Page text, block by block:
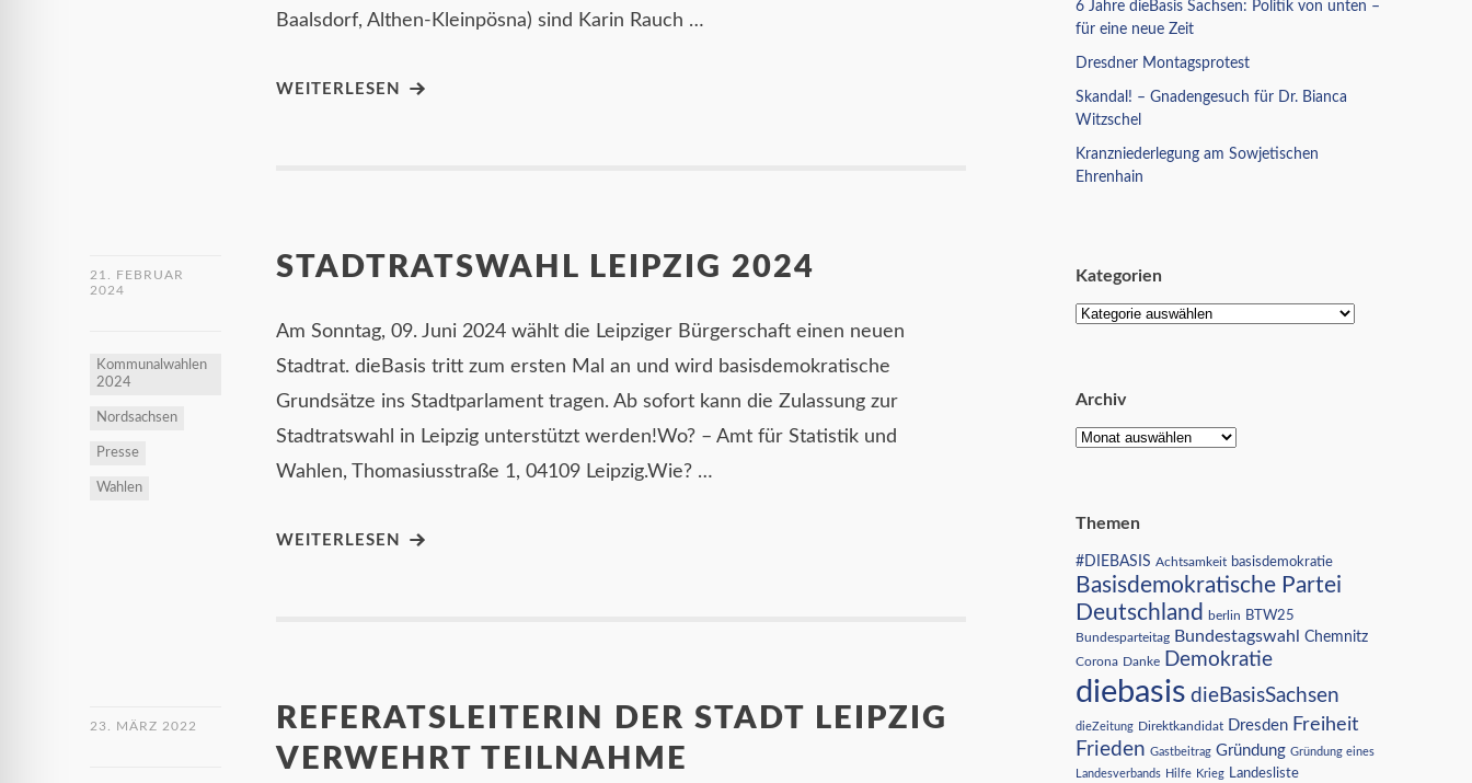
Baalsdorf, Althen-Kleinpösna) sind Karin Rauch …
WEITERLESEN
21. FEBRUAR
2024
Kommunalwahlen
2024
Nordsachsen
Presse
Wahlen
STADTRATSWAHL LEIPZIG 2024
Am Sonntag, 09. Juni 2024 wählt die Leipziger Bürgerschaft einen neuen
Stadtrat. dieBasis tritt zum ersten Mal an und wird basisdemokratische
Grundsätze ins Stadtparlament tragen. Ab sofort kann die Zulassung zur
Stadtratswahl in Leipzig unterstützt werden!Wo? – Amt für Statistik und
Wahlen, Thomasiusstraße 1, 04109 Leipzig.Wie? …
WEITERLESEN
23. MÄRZ 2022
REFERATSLEITERIN DER STADT LEIPZIG
VERWEHRT TEILNAHME
6 Jahre dieBasis Sachsen: Politik von unten –
für eine neue Zeit
Dresdner Montagsprotest
Skandal! – Gnadengesuch für Dr. Bianca
Witzschel
Kranzniederlegung am Sowjetischen
Ehrenhain
Kategorien
Archiv
Themen
#DIEBASIS Achtsamkeit basisdemokratie
Basisdemokratische Partei
Deutschland
berlin BTW25
Bundesparteitag Bundestagswahl Chemnitz
Corona Danke Demokratie
diebasis dieBasisSachsen
dieZeitung Direktkandidat Dresden Freiheit
Frieden Gastbeitrag Gründung Gründung eines
Landesverbands Hilfe Krieg Landesliste